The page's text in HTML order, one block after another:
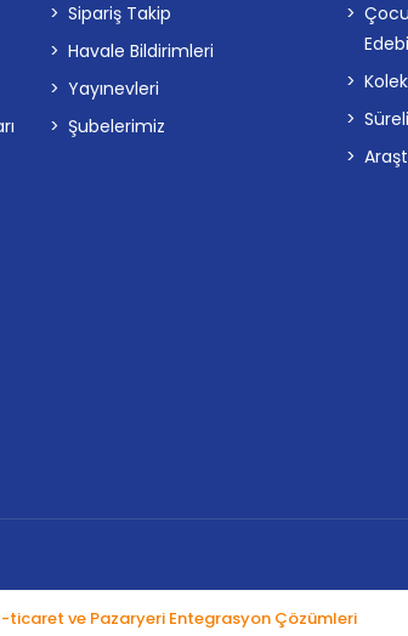
Sipariş Takip
Havale Bildirimleri
Yayınevleri
Şubelerimiz
ticaret ve Pazaryeri Entegrasyon Çözümleri